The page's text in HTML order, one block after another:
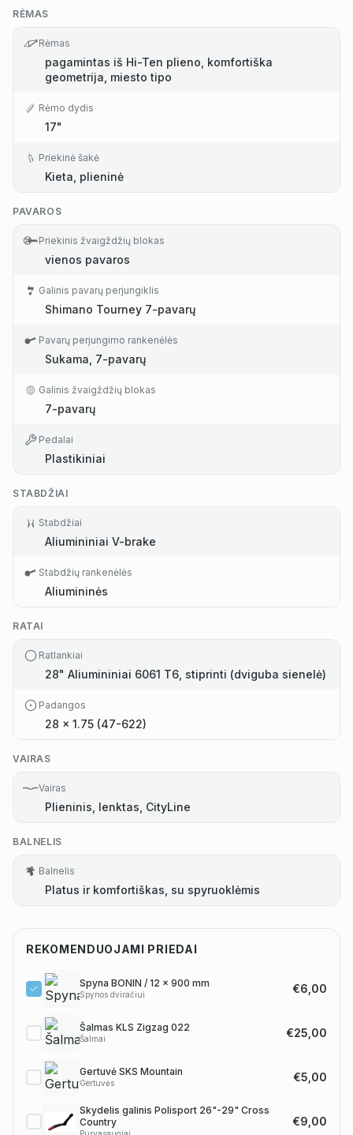
RĖMAS
Rėmas
pagamintas iš Hi-Ten plieno, komfortiška
geometrija, miesto tipo
Rėmo dydis
17"
Priekinė šakė
Kieta, plieninė
PAVAROS
Priekinis žvaigždžių blokas
vienos pavaros
Galinis pavarų perjungiklis
Shimano Tourney 7-pavarų
Pavarų perjungimo rankenėlės
Sukama, 7-pavarų
Galinis žvaigždžių blokas
7-pavarų
Pedalai
Plastikiniai
STABDŽIAI
Stabdžiai
Aliumininiai V-brake
Stabdžių rankenėlės
Aliumininės
RATAI
Ratlankiai
28" Aliumininiai 6061 T6, stiprinti (dviguba sienelė)
Padangos
28 x 1.75 (47-622)
VAIRAS
Vairas
Plieninis, lenktas, CityLine
BALNELIS
Balnelis
Platus ir komfortiškas, su spyruoklėmis
REKOMENDUOJAMI PRIEDAI
Spyna BONIN / 12 x 900 mm
Spynos dviračiui €6,00
Šalmas KLS Zigzag 022
Šalmai €25,00
Gertuvė SKS Mountain
Gertuvės €5,00
Skydelis galinis Polisport 26"-29" Cross
Country
€9,00